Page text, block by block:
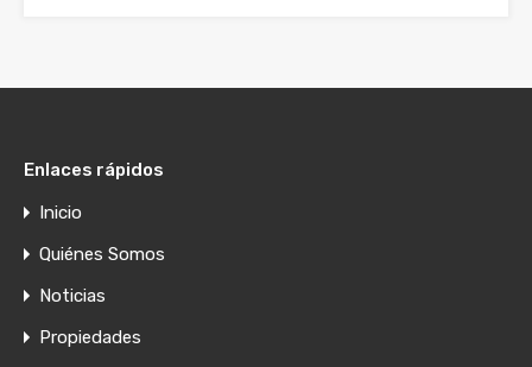
Enlaces rápidos
Inicio
Quiénes Somos
Noticias
Propiedades